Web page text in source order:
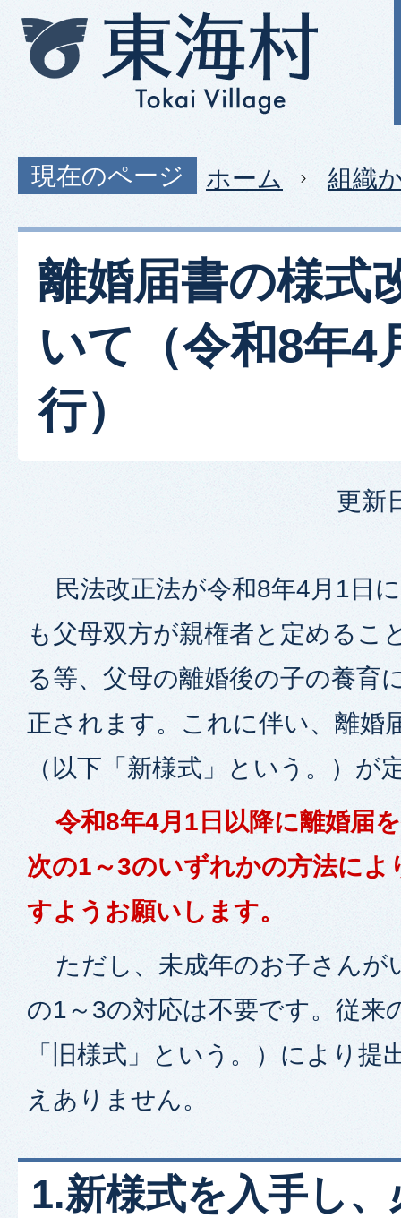
現在のページ ホーム 組織
離婚届書の様式
いて（令和8年4
行）
更新
民法改正法が令和8年4月1日
も父母双方が親権者と定めるこ
る等、父母の離婚後の子の養育
正されます。これに伴い、離婚
（以下「新様式」という。）が
令和8年4月1日以降に離婚届
次の1～3のいずれかの方法によ
すようお願いします。
ただし、未成年のお子さんが
の1～3の対応は不要です。従来
「旧様式」という。）により提
えありません。
1.新様式を入手し